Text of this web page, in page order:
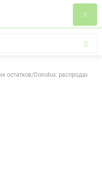
остатков/Donolux: распродажа